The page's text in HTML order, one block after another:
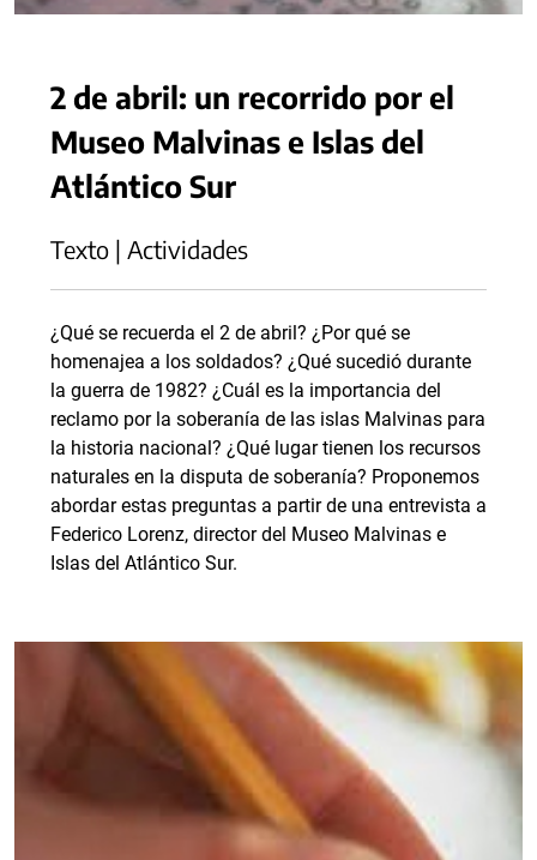
2 de abril: un recorrido por el
Museo Malvinas e Islas del
Atlántico Sur
Texto | Actividades
¿Qué se recuerda el 2 de abril? ¿Por qué se
homenajea a los soldados? ¿Qué sucedió durante
la guerra de 1982? ¿Cuál es la importancia del
reclamo por la soberanía de las islas Malvinas para
la historia nacional? ¿Qué lugar tienen los recursos
naturales en la disputa de soberanía? Proponemos
abordar estas preguntas a partir de una entrevista a
Federico Lorenz, director del Museo Malvinas e
Islas del Atlántico Sur.